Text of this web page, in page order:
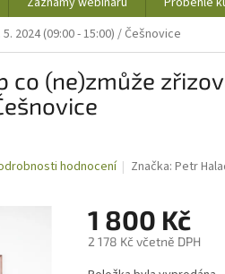
2024 (09:00 - 15:00) / Češnovice
co (ne)zmůže
hodnocení Značka:Petr
1 800 Kč
2 178 Kč včetně DPH
Měrná